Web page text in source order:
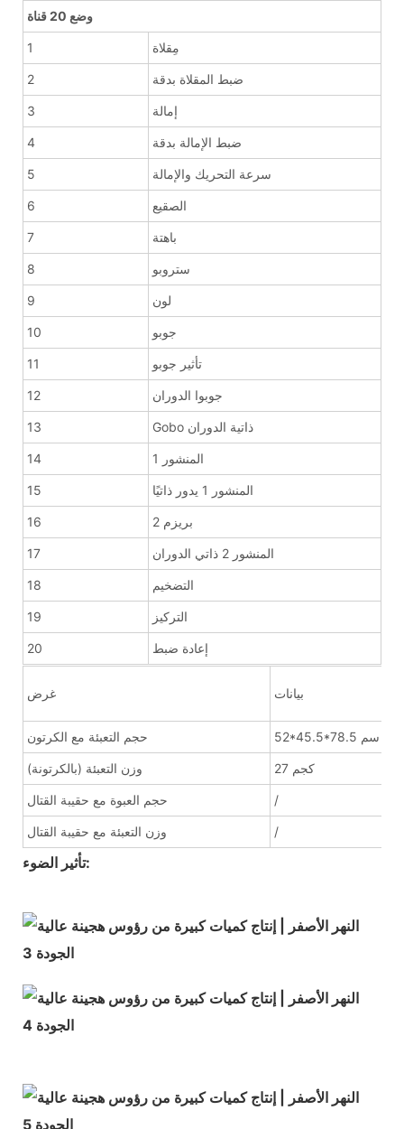
وضع 20 قناة
1 مِقلاة
2 ضبط المقلاة بدقة
3 إمالة
4 ضبط الإمالة بدقة
5 سرعة التحريك والإمالة
6 الصقيع
7 باهتة
8 ستروبو
9 لون
10 جوبو
11 تأثير جوبو
12 جوبوا الدوران
13 Gobo ذاتية الدوران
14 المنشور 1
15 المنشور 1 يدور ذاتيًا
16 بريزم 2
17 المنشور 2 ذاتي الدوران
18 التضخيم
19 التركيز
20 إعادة ضبط
غرض بيانات
حجم التعبئة مع الكرتون 52*45.5*78.5 سم
وزن التعبئة (بالكرتونة) 27 كجم
حجم العبوة مع حقيبة القتال /
وزن التعبئة مع حقيبة القتال /
تأثير الضوء: